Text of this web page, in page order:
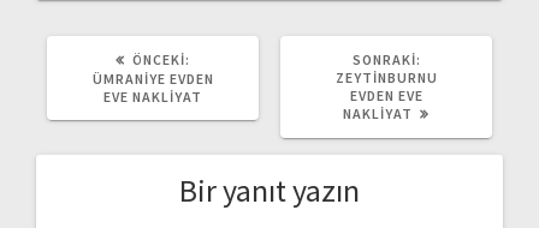
ÖNCEKI:
YAZI:
ÜMRANIYE EVDEN
EVE NAKLIYAT
SONRAKI:
YAZI:
ZEYTINBURNU
EVDEN EVE
NAKLIYAT
Bir yanıt yazın